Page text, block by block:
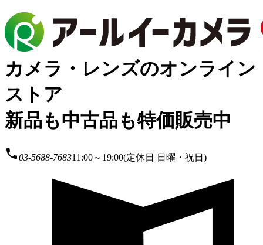
カメラ・レンズのオンライン
ストア
新品も中古品も特価販売中
local_phone03-5688-768311:00～19:00(定休日 日曜・祝日)